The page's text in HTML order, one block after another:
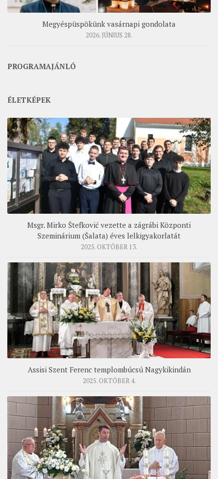
Megyéspüspökünk vasárnapi gondolata
2026. JÚNIUS 28.
PROGRAMAJÁNLÓ
ÉLETKÉPEK
Msgr. Mirko Štefković vezette a zágrábi Központi
Szeminárium (Šalata) éves lelkigyakorlatát
2025. OKTÓBER 13.
Assisi Szent Ferenc templombúcsú Nagykikindán
2025. OKTÓBER 4.